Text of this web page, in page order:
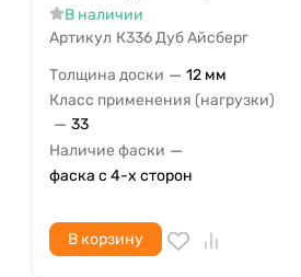
В наличии
Артикул К336 Дуб Айсберг
Толщина доски — 12 мм
Класс применения (нагрузки)
— 33
Наличие фаски —
фаска с 4-х сторон
В корзину